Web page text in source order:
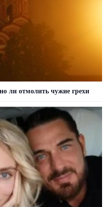
ли отмолить чужие грехи